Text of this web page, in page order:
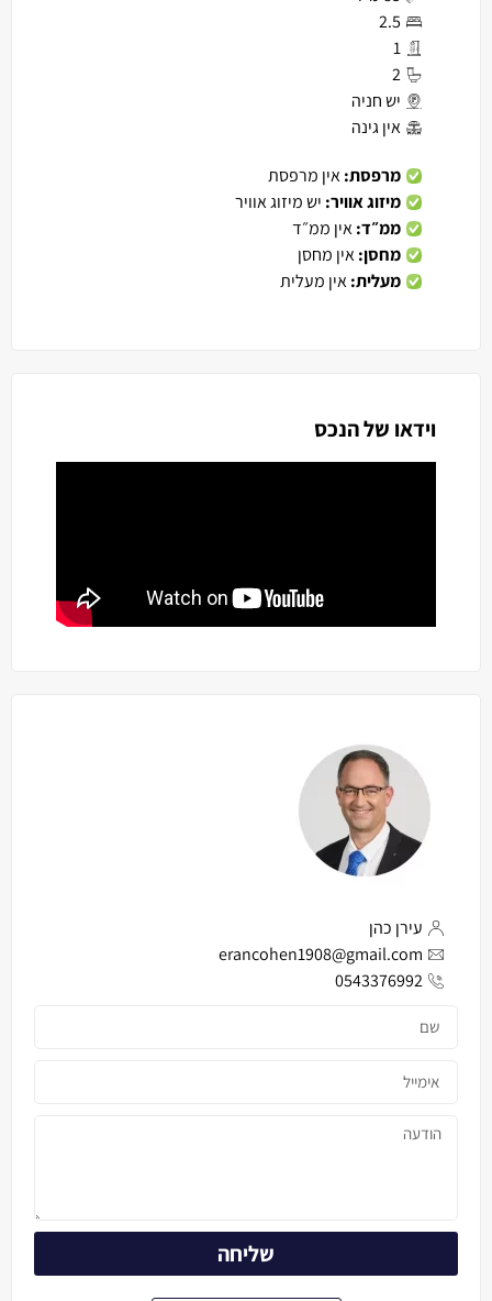
2.5
1
2
יש חניה
אין גינה
מרפסת:אין מרפסת
מיזוג אוויר: יש מיזוג אוויר
ממ״ד:אין ממ״ד
מחסן:אין מחסן
מעלית:אין מעלית
וידאו של הנכס
עירן כהן
erancohen1908@gmail.com
0543376992
שליחה